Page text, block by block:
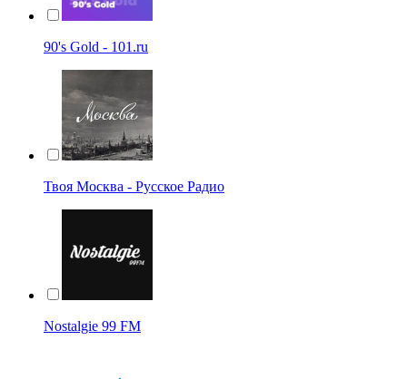
90's Gold - 101.ru
Твоя Москва - Русское Радио
Nostalgie 99 FM